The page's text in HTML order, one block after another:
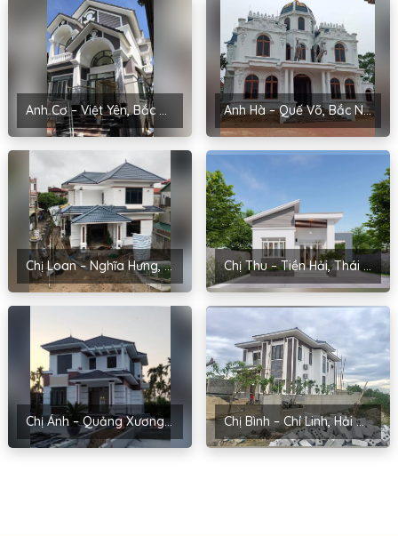
Anh Cơ – Việt Yên, Bắc Giang Anh Hà – Quế Võ, Bắc Ninh
Chị Loan – Nghĩa Hưng, Nam Định Chị Thu – Tiền Hải, Thái Bình
Chị Ánh – Quảng Xương, Thanh Hóa Chị Bình – Chí Linh, Hải Dương